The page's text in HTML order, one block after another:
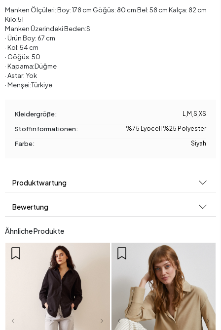
Manken Ölçüleri: Boy: 178 cm Göğüs: 80 cm Bel: 58 cm Kalça: 82 cm
Kilo:51
Manken Üzerindeki Beden:S
· Ürün Boy: 67 cm
· Kol: 54 cm
· Göğüs: 50
· Kapama:Düğme
· Astar: Yok
· Menşei:Türkiye
Kleidergröße: L M S XS
Stoffinformationen: %75 Lyocell %25 Polyester
Farbe: Siyah
Produktwartung
Bewertung
Ähnliche Produkte